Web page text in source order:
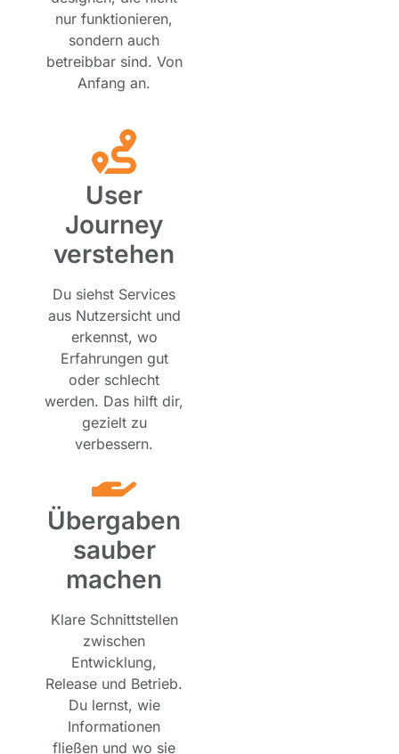
nur funktionieren,
sondern auch
betreibbar sind. Von
Anfang an.
User
Journey
verstehen
Du siehst Services
aus Nutzersicht und
erkennst, wo
Erfahrungen gut
oder schlecht
werden. Das hilft dir,
gezielt zu
verbessern.
Übergaben
sauber
machen
Klare Schnittstellen
zwischen
Entwicklung,
Release und Betrieb.
Du lernst, wie
Informationen
fließen und wo sie